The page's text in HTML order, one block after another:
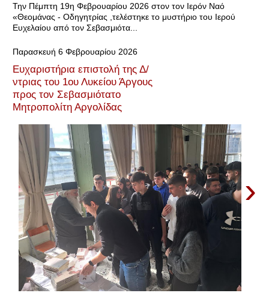
Την Πέμπτη 19η Φεβρουαρίου 2026 στον τον Ιερόν Ναό
«Θεομάνας - Οδηγητρίας ,τελέστηκε το μυστήριο του Ιερού
Ευχελαίου από τον Σεβασμιότα...
Παρασκευή 6 Φεβρουαρίου 2026
Ευχαριστήρια επιστολή της Δ/
ντριας του 1ου Λυκείου Άργους
προς τον Σεβασμιότατο
Μητροπολίτη Αργολίδας
›